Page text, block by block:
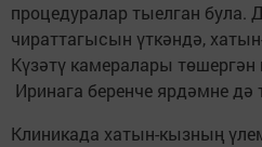
процедуралар тыелган була.
чираттагысын үткәндә,
Күзәтү камералары төшергән
Иринага беренче ярдәмне дә
Клиникада хатын-кызның